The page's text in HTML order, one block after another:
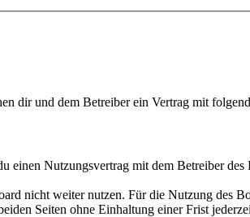
dir und dem Betreiber ein Vertrag mit
Nutzungsvertrag mit dem Betreiber
nicht weiter nutzen. Für die Nutzung des
Seiten ohne Einhaltung einer Frist